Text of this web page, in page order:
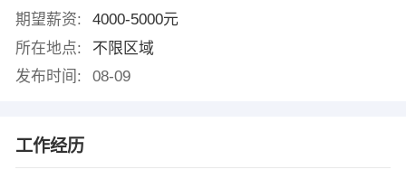
期望薪资:
4000-5000元
所在地点:
不限区域
发布时间:
08-09
工作经历